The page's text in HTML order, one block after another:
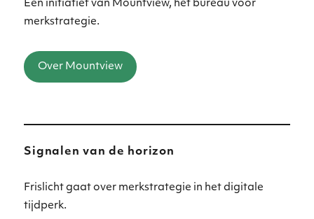
Een initiatief van Mountview, het bureau voor
merkstrategie.
Over Mountview
Signalen van de horizon
Frislicht gaat over merkstrategie in het digitale
tijdperk.